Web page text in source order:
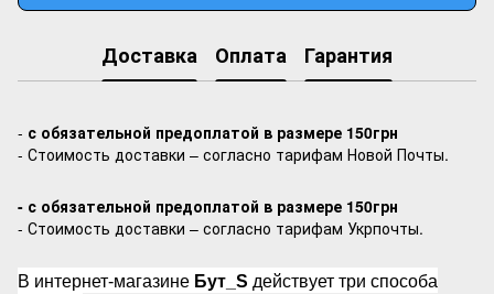
Доставка Оплата Гарантия
- с обязательной предоплатой в размере 150грн
- Стоимость доставки – согласно тарифам Новой Почты.
- с обязательной предоплатой в размере 150грн
- Стоимость доставки – согласно тарифам Укрпочты.
В интернет-магазине Бут_S действует три способа